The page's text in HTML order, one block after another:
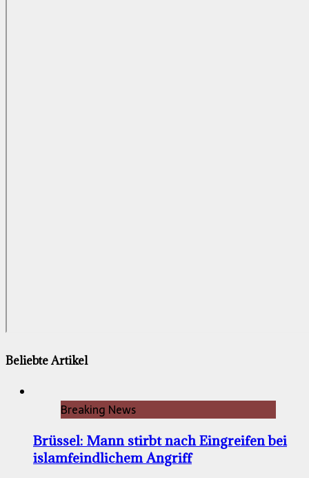
Beliebte Artikel
Breaking News
Brüssel: Mann stirbt nach Eingreifen bei
islamfeindlichem Angriff